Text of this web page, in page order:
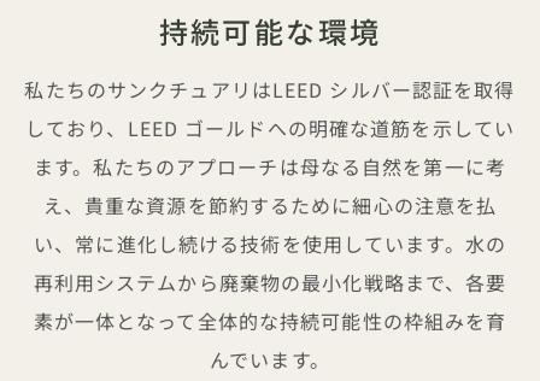
持続可能な環境
私たちのサンクチュアリはLEED シルバー認証を取得
しており、LEED ゴールドへの明確な道筋を示してい
ます。私たちのアプローチは母なる自然を第一に考
え、貴重な資源を節約するために細心の注意を払
い、常に進化し続ける技術を使用しています。水の
再利用システムから廃棄物の最小化戦略まで、各要
素が一体となって全体的な持続可能性の枠組みを育
んでいます。